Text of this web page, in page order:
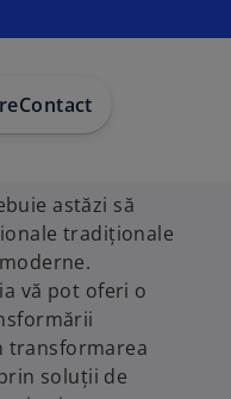
Contact
astăzi să
tradiționale
vă pot oferi o
transformarea
soluții de